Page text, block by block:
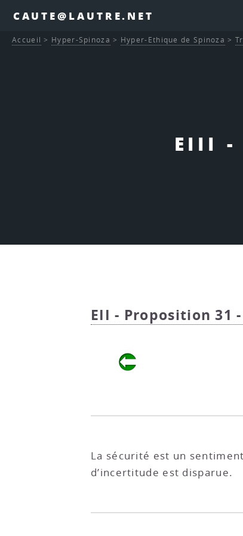
CAUTE@LAUTRE.NET
EIII -
Accueil > Hyper-Spinoza > Hyper-Ethique de Spinoza >
EII - Proposition 31
La sécurité est un
d’incertitude est disparue.